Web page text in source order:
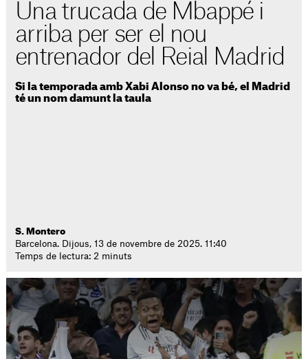
Una trucada de Mbappé i
arriba per ser el nou
entrenador del Reial Madrid
Si la temporada amb Xabi Alonso no va bé, el Madrid
té un nom damunt la taula
S. Montero
Barcelona. Dijous, 13 de novembre de 2025. 11:40
Temps de lectura: 2 minuts